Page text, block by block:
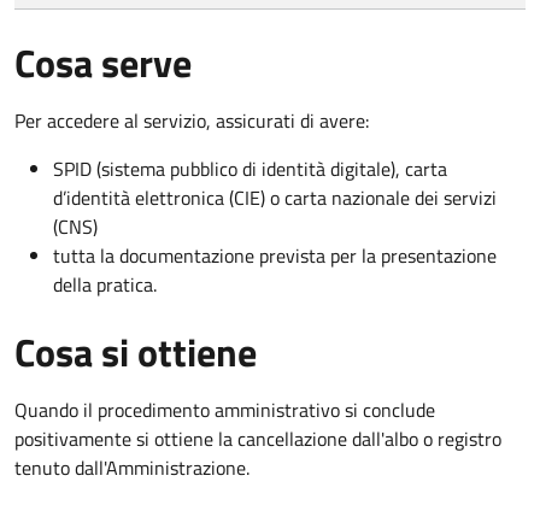
Cosa serve
Per accedere al servizio, assicurati di avere:
SPID (sistema pubblico di identità digitale), carta
d’identità elettronica (CIE) o carta nazionale dei servizi
(CNS)
tutta la documentazione prevista per la presentazione
della pratica.
Cosa si ottiene
Quando il procedimento amministrativo si conclude
positivamente si ottiene la cancellazione dall'albo o registro
tenuto dall'Amministrazione.